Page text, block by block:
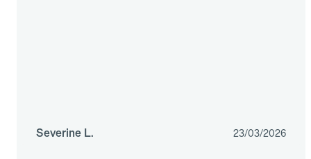
Severine L. 23/03/2026